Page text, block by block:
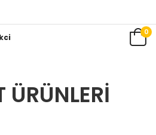
0
ÜRÜNLERI